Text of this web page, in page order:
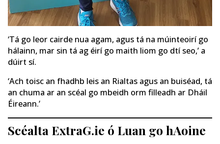
‘Tá go leor cairde nua agam, agus tá na múinteoirí go
hálainn, mar sin tá ag éirí go maith liom go dtí seo,’ a
dúirt sí.
‘Ach toisc an fhadhb leis an Rialtas agus an buiséad, tá
an chuma ar an scéal go mbeidh orm filleadh ar Dháil
Éireann.’
Scéalta ExtraG.ie ó Luan go hAoine